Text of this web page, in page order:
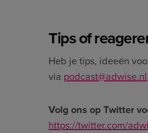
Tips of
Heb je tips, ideeën
via podcast@adwise.nl.
Volg ons op Twitter
https://twitter.com/